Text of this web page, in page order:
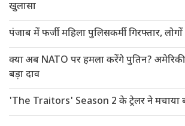
खुलासा
पंजाब में फर्जी महिला पुलिसकर्मी गिरफ्तार,
क्या अब NATO पर हमला करेंगे पुतिन? अमेरिकी
बड़ा दाव
'The Traitors' Season 2 के ट्रेलर ने मचाया